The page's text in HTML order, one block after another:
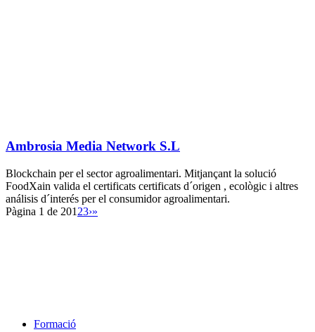
Formació
Ambrosia Media Network S.L
Blockchain per el sector agroalimentari. Mitjançant la solució
FoodXain valida el certificats certificats d´origen , ecològic i altres
análisis d´interés per el consumidor agroalimentari.
Pàgina 1 de 201 23›»